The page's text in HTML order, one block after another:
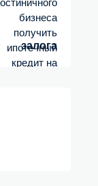
залога